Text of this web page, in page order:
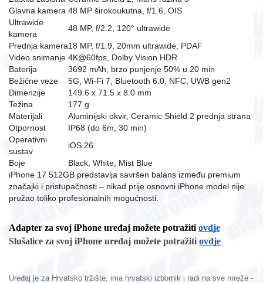
Glavna kamera 48 MP širokoukutna, f/1.6, OIS
Ultrawide
kamera
48 MP, f/2.2, 120° ultrawide
Prednja kamera18 MP, f/1.9, 20mm ultrawide, PDAF
Video snimanje 4K@60fps, Dolby Vision HDR
Baterija
3692 mAh, brzo punjenje 50% u 20 min
Bežične veze
5G, Wi-Fi 7, Bluetooth 6.0, NFC, UWB gen2
Dimenzije
149.6 x 71.5 x 8.0 mm
Težina
177 g
Materijali
Aluminijski okvir, Ceramic Shield 2 prednja strana
Otpornost
IP68 (do 6m, 30 min)
Operativni
sustav
iOS 26
Boje
Black, White, Mist Blue
iPhone 17 512GB predstavlja savršen balans između premium
značajki i pristupačnosti – nikad prije osnovni iPhone model nije
pružao toliko profesionalnih mogućnosti.
Adapter za svoj iPhone uređaj možete potražiti ovdje
Slušalice za svoj iPhone uređaj možete potražiti ovdje
Uređaj je za Hrvatsko tržište, ima hrvatski izbornik i radi na sve mreže -